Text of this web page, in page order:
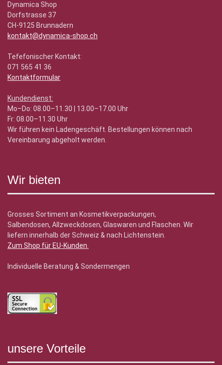
Dynamica Shop
Dorfstrasse 37
CH-9125 Brunnadern
kontakt@dynamica-shop.ch
Tefefonischer Kontakt:
071 565 41 36
Kontaktformular
Kundendienst:
Mo–Do: 08.00–11.30 | 13.00–17.00 Uhr
Fr: 08.00–11.30 Uhr
Wir führen kein Ladengeschäft. Bestellungen können nach
Vereinbarung abgeholt werden.
Wir bieten
Grosses Sortiment an Kosmetikverpackungen,
Salbendosen, Allzweckdosen, Glaswaren und Flaschen. Wir
liefern innerhalb der Schweiz & nach Lichtenstein.
Zum Shop für EU-Kunden.
Individuelle Beratung & Sondermengen
unsere Vorteile